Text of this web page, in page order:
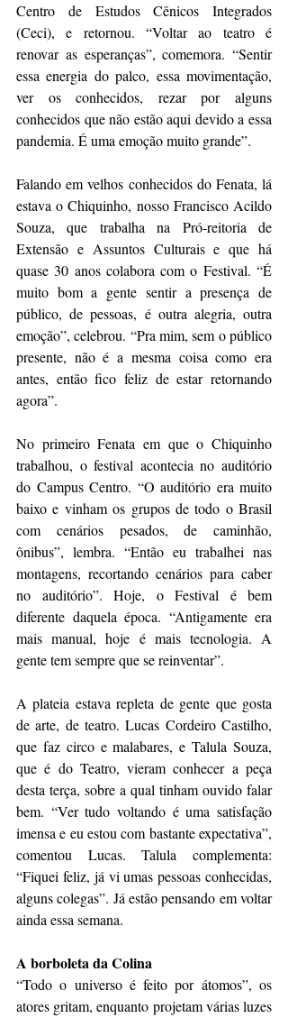
Centro de Estudos Cênicos Integrados
(Ceci), e retornou. “Voltar ao teatro é
renovar as esperanças”, comemora. “Sentir
essa energia do palco, essa movimentação,
ver os conhecidos, rezar por alguns
conhecidos que não estão aqui devido a essa
pandemia. É uma emoção muito grande”.
Falando em velhos conhecidos do Fenata, lá
estava o Chiquinho, nosso Francisco Acildo
Souza, que trabalha na Pró-reitoria de
Extensão e Assuntos Culturais e que há
quase 30 anos colabora com o Festival. “É
muito bom a gente sentir a presença de
público, de pessoas, é outra alegria, outra
emoção”, celebrou. “Pra mim, sem o público
presente, não é a mesma coisa como era
antes, então fico feliz de estar retornando
agora”.
No primeiro Fenata em que o Chiquinho
trabalhou, o festival acontecia no auditório
do Campus Centro. “O auditório era muito
baixo e vinham os grupos de todo o Brasil
com cenários pesados, de caminhão,
ônibus”, lembra. “Então eu trabalhei nas
montagens, recortando cenários para caber
no auditório”. Hoje, o Festival é bem
diferente daquela época. “Antigamente era
mais manual, hoje é mais tecnologia. A
gente tem sempre que se reinventar”.
A plateia estava repleta de gente que gosta
de arte, de teatro. Lucas Cordeiro Castilho,
que faz circo e malabares, e Talula Souza,
que é do Teatro, vieram conhecer a peça
desta terça, sobre a qual tinham ouvido falar
bem. “Ver tudo voltando é uma satisfação
imensa e eu estou com bastante expectativa”,
comentou Lucas. Talula complementa:
“Fiquei feliz, já vi umas pessoas conhecidas,
alguns colegas”. Já estão pensando em voltar
ainda essa semana.
A borboleta da Colina
“Todo o universo é feito por átomos”, os
atores gritam, enquanto projetam várias luzes